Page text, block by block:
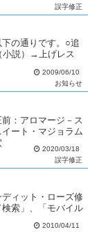
誤字修正
の通りです。○追
小説）→上げレス
2009/06/10
お知らせ
：アロマージ－ス
ート・マジョラム
2020/03/18
誤字修正
ディット・ローズ修
索」、「モバイル
2010/04/11